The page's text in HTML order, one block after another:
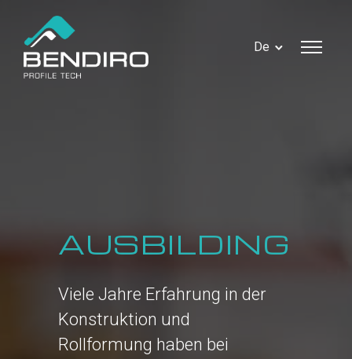
De
AUSBILDING
Viele Jahre Erfahrung in der
Konstruktion und
Rollformung haben bei